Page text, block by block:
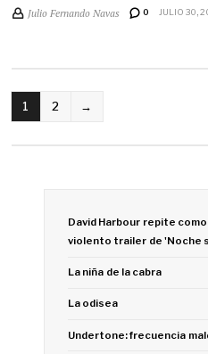
Julio Fernando Navas 0 JULIO 30,
1 2 →
David Harbour repite
violento trailer de 'Noche
La niña de la cabra
La odisea
Undertone: frecuencia